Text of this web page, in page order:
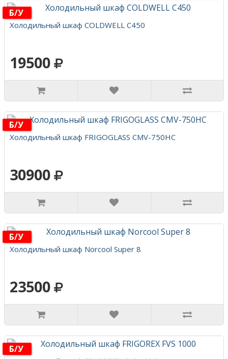
Б/у
Холодильный шкаф COLDWELL C450
19500
Б/у
Холодильный шкаф FRIGOGLASS CMV-750HC
30900
Б/у
Холодильный шкаф Norcool Super 8
23500
Б/у